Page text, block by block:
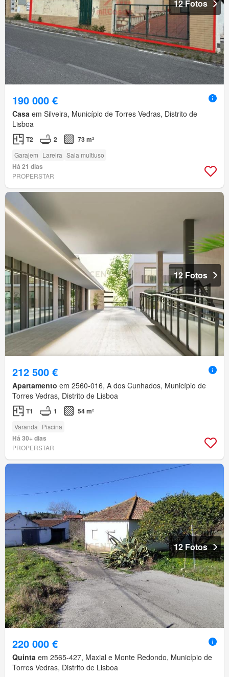
12 Fotos
190 000 €
Casa em Silveira, Município de Torres Vedras, Distrito de
Lisboa
T2 2 73 m²
Garajem Lareira Sala multiuso
Há 21 dias
PROPERSTAR
12 Fotos
212 500 €
Apartamento em 2560-016, A dos Cunhados, Município de
Torres Vedras, Distrito de Lisboa
T1 1 54 m²
Varanda Piscina
Há 30+ dias
PROPERSTAR
12 Fotos
220 000 €
Quinta em 2565-427, Maxial e Monte Redondo, Município de
Torres Vedras, Distrito de Lisboa